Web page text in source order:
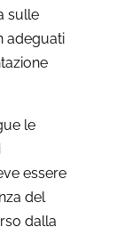
sulle
adeguati
le
essere
del
dalla